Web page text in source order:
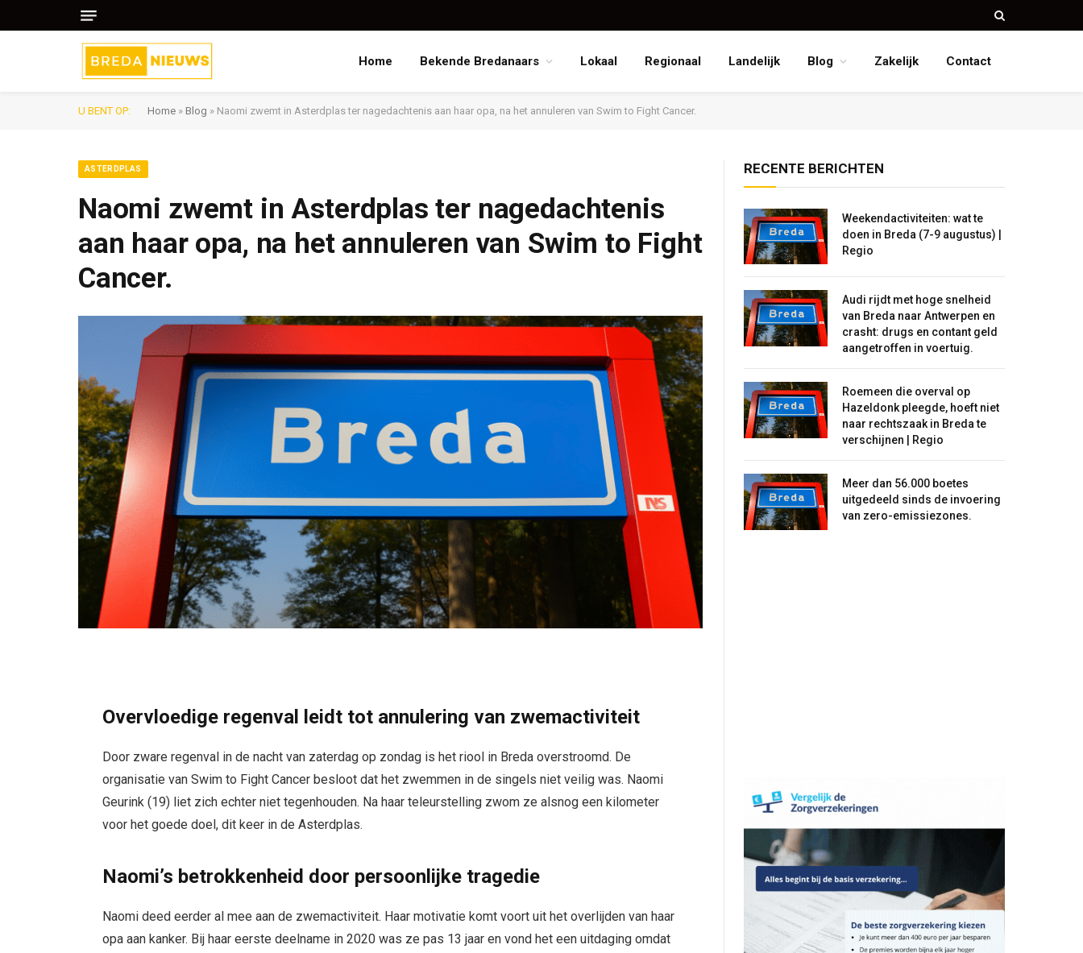
Home Bekende Bredanaars Lokaal Regionaal Landelijk Blog Zakelijk Contact
U BENT OP: Home » Blog » Naomi zwemt in Asterdplas ter nagedachtenis aan haar opa, na het annuleren van Swim to Fight Cancer.
ASTERDPLAS
Naomi zwemt in Asterdplas ter nagedachtenis
aan haar opa, na het annuleren van Swim to Fight
Cancer.
Overvloedige regenval leidt tot annulering van zwemactiviteit
Door zware regenval in de nacht van zaterdag op zondag is het riool in Breda overstroomd. De
organisatie van Swim to Fight Cancer besloot dat het zwemmen in de singels niet veilig was. Naomi
Geurink (19) liet zich echter niet tegenhouden. Na haar teleurstelling zwom ze alsnog een kilometer
voor het goede doel, dit keer in de Asterdplas.
Naomi’s betrokkenheid door persoonlijke tragedie
Naomi deed eerder al mee aan de zwemactiviteit. Haar motivatie komt voort uit het overlijden van haar
opa aan kanker. Bij haar eerste deelname in 2020 was ze pas 13 jaar en vond het een uitdaging omdat
RECENTE BERICHTEN
Weekendactiviteiten: wat te
doen in Breda (7-9 augustus) |
Regio
Audi rijdt met hoge snelheid
van Breda naar Antwerpen en
crasht: drugs en contant geld
aangetroffen in voertuig.
Roemeen die overval op
Hazeldonk pleegde, hoeft niet
naar rechtszaak in Breda te
verschijnen | Regio
Meer dan 56.000 boetes
uitgedeeld sinds de invoering
van zero-emissiezones.